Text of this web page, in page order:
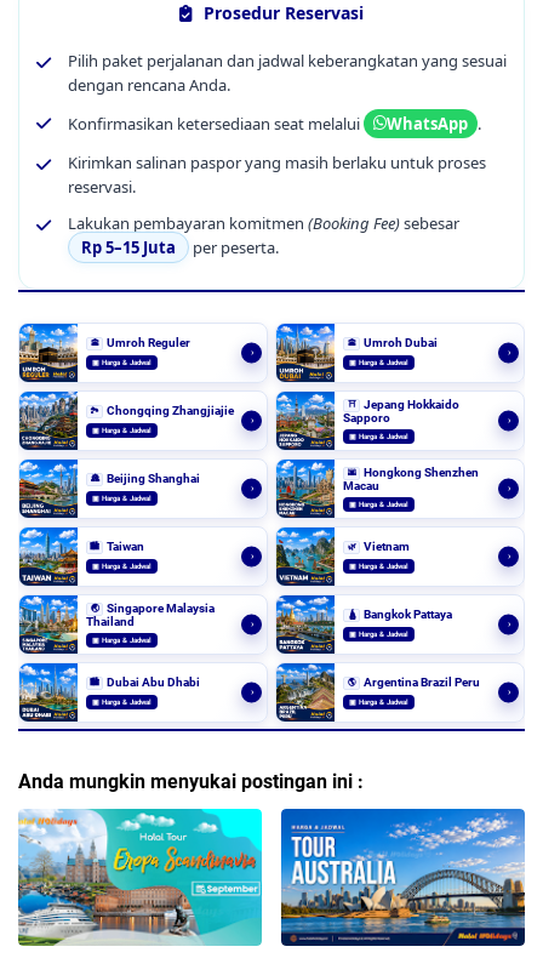
Prosedur Reservasi
Pilih paket perjalanan dan jadwal keberangkatan yang sesuai
dengan rencana Anda.
Konfirmasikan ketersediaan seat melalui
WhatsApp .
Kirimkan salinan paspor yang masih berlaku untuk proses
reservasi.
Lakukan pembayaran komitmen (Booking Fee)sebesar
Rp 5–15 Juta
per peserta.
🕋 Umroh Reguler
▣ Harga & Jadwal
›
🕋 Umroh Dubai
▣ Harga & Jadwal
›
🏞️ Chongqing Zhangjiajie
▣ Harga & Jadwal
›
⛩️
Jepang Hokkaido
Sapporo
▣ Harga & Jadwal
›
🏯 Beijing Shanghai
▣ Harga & Jadwal
›
🌆
Hongkong Shenzhen
Macau
▣ Harga & Jadwal
›
🏙️ Taiwan
▣ Harga & Jadwal
›
🌿 Vietnam
▣ Harga & Jadwal
›
🌏
Singapore Malaysia
Thailand
▣ Harga & Jadwal
›
🛕 Bangkok Pattaya
▣ Harga & Jadwal
›
🏙️ Dubai Abu Dhabi
▣ Harga & Jadwal
›
🌎 Argentina Brazil Peru
▣ Harga & Jadwal
›
Anda mungkin menyukai postingan ini :